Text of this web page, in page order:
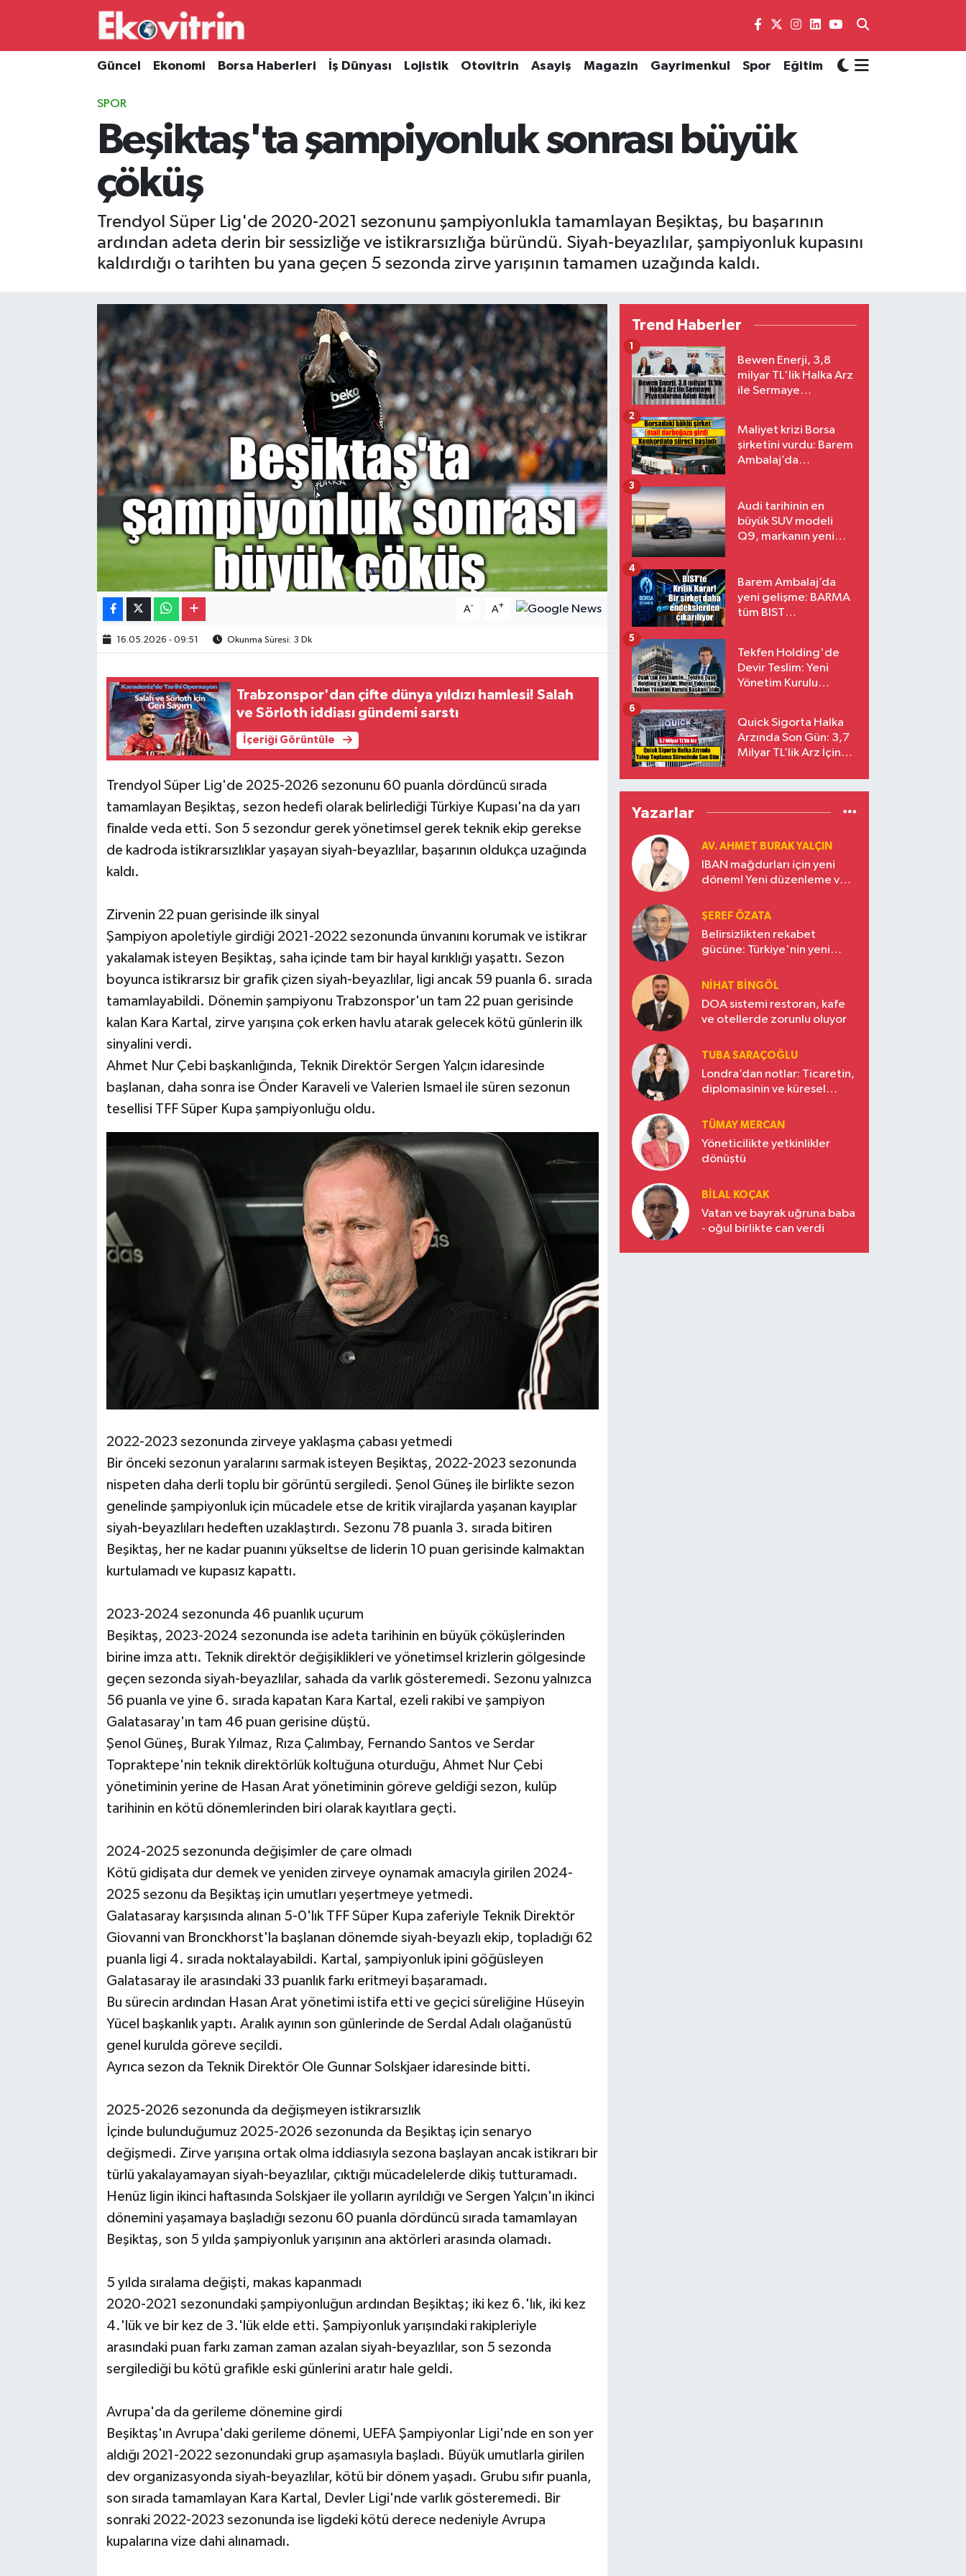
Güncel Ekonomi Borsa Haberleri İş Dünyası Lojistik Otovitrin Asayiş Magazin Gayrimenkul Spor Eğitim
SPOR
Beşiktaş'ta şampiyonluk sonrası büyük
çöküş
Trendyol Süper Lig'de 2020-2021 sezonunu şampiyonlukla tamamlayan Beşiktaş, bu başarının
ardından adeta derin bir sessizliğe ve istikrarsızlığa büründü. Siyah-beyazlılar, şampiyonluk kupasını
kaldırdığı o tarihten bu yana geçen 5 sezonda zirve yarışının tamamen uzağında kaldı.
A- A+
16.05.2026 - 09:51 Okunma Süresi: 3 Dk
Trabzonspor'dan çifte dünya yıldızı hamlesi! Salah
ve Sörloth iddiası gündemi sarstı
İçeriği Görüntüle
Trendyol Süper Lig'de 2025-2026 sezonunu 60 puanla dördüncü sırada
tamamlayan Beşiktaş, sezon hedefi olarak belirlediği Türkiye Kupası'na da yarı
finalde veda etti. Son 5 sezondur gerek yönetimsel gerek teknik ekip gerekse
de kadroda istikrarsızlıklar yaşayan siyah-beyazlılar, başarının oldukça uzağında
kaldı.
Zirvenin 22 puan gerisinde ilk sinyal
Şampiyon apoletiyle girdiği 2021-2022 sezonunda ünvanını korumak ve istikrar
yakalamak isteyen Beşiktaş, saha içinde tam bir hayal kırıklığı yaşattı. Sezon
boyunca istikrarsız bir grafik çizen siyah-beyazlılar, ligi ancak 59 puanla 6. sırada
tamamlayabildi. Dönemin şampiyonu Trabzonspor'un tam 22 puan gerisinde
kalan Kara Kartal, zirve yarışına çok erken havlu atarak gelecek kötü günlerin ilk
sinyalini verdi.
Ahmet Nur Çebi başkanlığında, Teknik Direktör Sergen Yalçın idaresinde
başlanan, daha sonra ise Önder Karaveli ve Valerien Ismael ile süren sezonun
tesellisi TFF Süper Kupa şampiyonluğu oldu.
2022-2023 sezonunda zirveye yaklaşma çabası yetmedi
Bir önceki sezonun yaralarını sarmak isteyen Beşiktaş, 2022-2023 sezonunda
nispeten daha derli toplu bir görüntü sergiledi. Şenol Güneş ile birlikte sezon
genelinde şampiyonluk için mücadele etse de kritik virajlarda yaşanan kayıplar
siyah-beyazlıları hedeften uzaklaştırdı. Sezonu 78 puanla 3. sırada bitiren
Beşiktaş, her ne kadar puanını yükseltse de liderin 10 puan gerisinde kalmaktan
kurtulamadı ve kupasız kapattı.
2023-2024 sezonunda 46 puanlık uçurum
Beşiktaş, 2023-2024 sezonunda ise adeta tarihinin en büyük çöküşlerinden
birine imza attı. Teknik direktör değişiklikleri ve yönetimsel krizlerin gölgesinde
geçen sezonda siyah-beyazlılar, sahada da varlık gösteremedi. Sezonu yalnızca
56 puanla ve yine 6. sırada kapatan Kara Kartal, ezeli rakibi ve şampiyon
Galatasaray'ın tam 46 puan gerisine düştü.
Şenol Güneş, Burak Yılmaz, Rıza Çalımbay, Fernando Santos ve Serdar
Topraktepe'nin teknik direktörlük koltuğuna oturduğu, Ahmet Nur Çebi
yönetiminin yerine de Hasan Arat yönetiminin göreve geldiği sezon, kulüp
tarihinin en kötü dönemlerinden biri olarak kayıtlara geçti.
2024-2025 sezonunda değişimler de çare olmadı
Kötü gidişata dur demek ve yeniden zirveye oynamak amacıyla girilen 2024-
2025 sezonu da Beşiktaş için umutları yeşertmeye yetmedi.
Galatasaray karşısında alınan 5-0'lık TFF Süper Kupa zaferiyle Teknik Direktör
Giovanni van Bronckhorst'la başlanan dönemde siyah-beyazlı ekip, topladığı 62
puanla ligi 4. sırada noktalayabildi. Kartal, şampiyonluk ipini göğüsleyen
Galatasaray ile arasındaki 33 puanlık farkı eritmeyi başaramadı.
Bu sürecin ardından Hasan Arat yönetimi istifa etti ve geçici süreliğine Hüseyin
Yücel başkanlık yaptı. Aralık ayının son günlerinde de Serdal Adalı olağanüstü
genel kurulda göreve seçildi.
Ayrıca sezon da Teknik Direktör Ole Gunnar Solskjaer idaresinde bitti.
2025-2026 sezonunda da değişmeyen istikrarsızlık
İçinde bulunduğumuz 2025-2026 sezonunda da Beşiktaş için senaryo
değişmedi. Zirve yarışına ortak olma iddiasıyla sezona başlayan ancak istikrarı bir
türlü yakalayamayan siyah-beyazlılar, çıktığı mücadelelerde dikiş tutturamadı.
Henüz ligin ikinci haftasında Solskjaer ile yolların ayrıldığı ve Sergen Yalçın'ın ikinci
dönemini yaşamaya başladığı sezonu 60 puanla dördüncü sırada tamamlayan
Beşiktaş, son 5 yılda şampiyonluk yarışının ana aktörleri arasında olamadı.
5 yılda sıralama değişti, makas kapanmadı
2020-2021 sezonundaki şampiyonluğun ardından Beşiktaş; iki kez 6.'lık, iki kez
4.'lük ve bir kez de 3.'lük elde etti. Şampiyonluk yarışındaki rakipleriyle
arasındaki puan farkı zaman zaman azalan siyah-beyazlılar, son 5 sezonda
sergilediği bu kötü grafikle eski günlerini aratır hale geldi.
Avrupa'da da gerileme dönemine girdi
Beşiktaş'ın Avrupa'daki gerileme dönemi, UEFA Şampiyonlar Ligi'nde en son yer
aldığı 2021-2022 sezonundaki grup aşamasıyla başladı. Büyük umutlarla girilen
dev organizasyonda siyah-beyazlılar, kötü bir dönem yaşadı. Grubu sıfır puanla,
son sırada tamamlayan Kara Kartal, Devler Ligi'nde varlık gösteremedi. Bir
sonraki 2022-2023 sezonunda ise ligdeki kötü derece nedeniyle Avrupa
kupalarına vize dahi alınamadı.
Trend Haberler
Bewen Enerji, 3,8
milyar TL'lik Halka Arz
ile Sermaye
1
Maliyet krizi Borsa
şirketini vurdu: Barem
Ambalaj’da
2
Audi tarihinin en
büyük SUV modeli
Q9, markanın yeni
3
Barem Ambalaj’da
yeni gelişme: BARMA
tüm BIST
4
Tekfen Holding'de
Devir Teslim: Yeni
Yönetim Kurulu
5
Quick Sigorta Halka
Arzında Son Gün: 3,7
Milyar TL’lik Arz İçin
Eriyor
6
Yazarlar
AV. AHMET BURAK YALÇIN
IBAN mağdurları için yeni
dönem! Yeni düzenleme ve
ŞEREF ÖZATA
Belirsizlikten rekabet
gücüne: Türkiye'nin yeni
NIHAT BINGÖL
DOA sistemi restoran, kafe
ve otellerde zorunlu oluyor
TUBA SARAÇOĞLU
Londra’dan notlar: Ticaretin,
diplomasinin ve küresel
Türkiye’nin yükselen gücü
TÜMAY MERCAN
Yöneticilikte yetkinlikler
dönüştü
BILAL KOÇAK
Vatan ve bayrak uğruna baba
- oğul birlikte can verdi
Güncel
Borsa Haberleri
Gayrimenkul
Hava Durumu
Süper Lig Puan Durumu ve Fikstür
Tüm Manşetler
Son Dakika Haberleri
Haber Arşivi